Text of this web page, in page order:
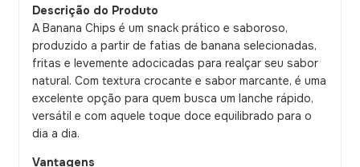
Descrição do Produto
A Banana Chips é um snack prático e saboroso,
produzido a partir de fatias de banana selecionadas,
fritas e levemente adocicadas para realçar seu sabor
natural. Com textura crocante e sabor marcante, é uma
excelente opção para quem busca um lanche rápido,
versátil e com aquele toque doce equilibrado para o
dia a dia.
Vantagens